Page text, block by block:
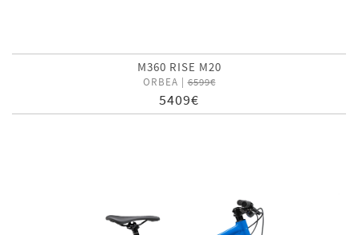
M360 RISE M20
ORBEA |6599€
5409€